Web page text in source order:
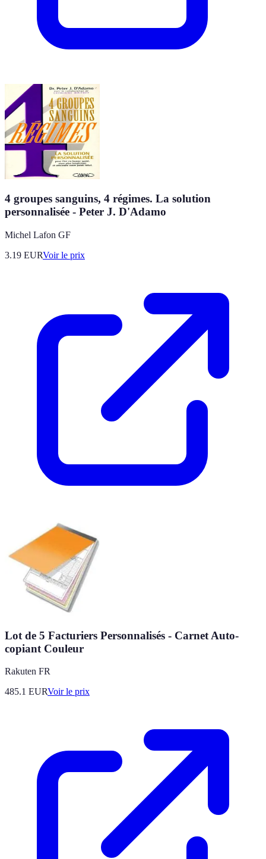
4 groupes sanguins, 4 régimes. La solution
personnalisée - Peter J. D'Adamo
Michel Lafon GF
3.19 EURVoir le prix
Lot de 5 Facturiers Personnalisés - Carnet Auto-
copiant Couleur
Rakuten FR
485.1 EURVoir le prix